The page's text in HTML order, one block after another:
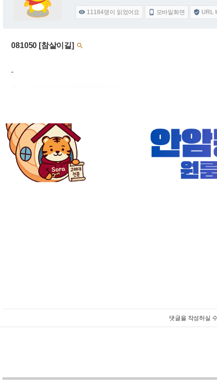
 11184명이 읽었어요  모바일화면  URL
081050 [참살이길] 
-
댓글을 작성하실